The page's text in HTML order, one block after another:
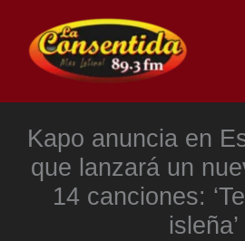
contenido
Kapo anuncia en
que lanzará un
14 canciones:
isleña’